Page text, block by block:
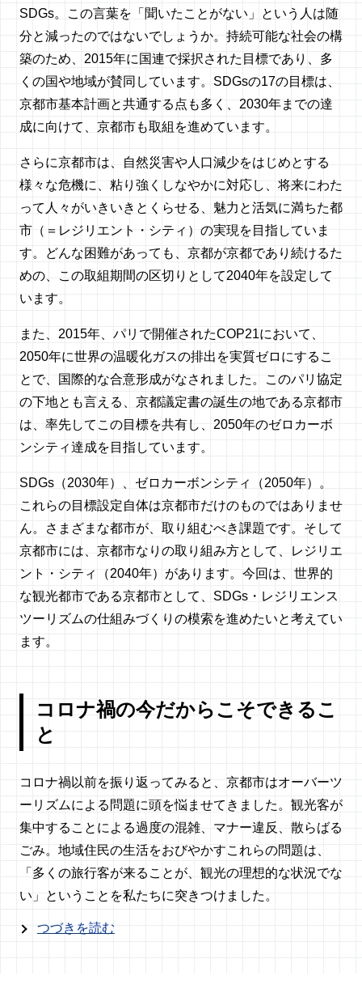
SDGs。この言葉を「聞いたことがない」という人は随
分と減ったのではないでしょうか。持続可能な社会の構
築のため、2015年に国連で採択された目標であり、多
くの国や地域が賛同しています。SDGsの17の目標は、
京都市基本計画と共通する点も多く、2030年までの達
成に向けて、京都市も取組を進めています。
さらに京都市は、自然災害や人口減少をはじめとする
様々な危機に、粘り強くしなやかに対応し、将来にわた
って人々がいきいきとくらせる、魅力と活気に満ちた都
市（＝レジリエント・シティ）の実現を目指していま
す。どんな困難があっても、京都が京都であり続けるた
めの、この取組期間の区切りとして2040年を設定して
います。
また、2015年、パリで開催されたCOP21において、
2050年に世界の温暖化ガスの排出を実質ゼロにするこ
とで、国際的な合意形成がなされました。このパリ協定
の下地とも言える、京都議定書の誕生の地である京都市
は、率先してこの目標を共有し、2050年のゼロカーボ
ンシティ達成を目指しています。
SDGs（2030年）、ゼロカーボンシティ（2050年）。
これらの目標設定自体は京都市だけのものではありませ
ん。さまざまな都市が、取り組むべき課題です。そして
京都市には、京都市なりの取り組み方として、レジリエ
ント・シティ（2040年）があります。今回は、世界的
な観光都市である京都市として、SDGs・レジリエンス
ツーリズムの仕組みづくりの模索を進めたいと考えてい
ます。
コロナ禍の今だからこそできるこ
と
コロナ禍以前を振り返ってみると、京都市はオーバーツ
ーリズムによる問題に頭を悩ませてきました。観光客が
集中することによる過度の混雑、マナー違反、散らばる
ごみ。地域住民の生活をおびやかすこれらの問題は、
「多くの旅行客が来ることが、観光の理想的な状況でな
い」ということを私たちに突きつけました。
つづきを読む